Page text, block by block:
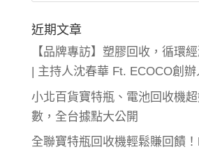
近期文章
【品牌專訪】塑膠回收，循環
| 主持人沈春華 Ft. ECOCO創
小北百貨寶特瓶、電池回收機
數，全台據點大公開
全聯寶特瓶回收機輕鬆賺回饋